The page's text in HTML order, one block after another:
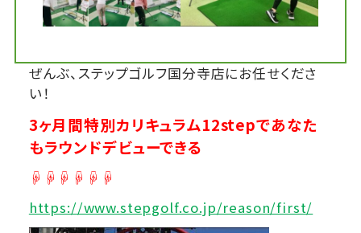
ぜんぶ、ステップゴルフ国分寺店にお任せくださ
い！
3ヶ月間特別カリキュラム12stepであなた
もラウンドデビューできる
☟☟☟☟☟☟
https://www.stepgolf.co.jp/reason/first/